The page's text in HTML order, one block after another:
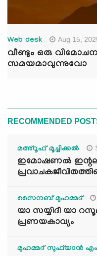
Web desk Aug 15,
വീണ്ടും ഒരു
സമയമാവുന്നുവോ
RECOMMENDED
മഅ്റൂഫ് മൂച്ചിക്കല്‍
ഇമോഷണൽ
സൈനബ് മുഹമ്മദ്
യാ സയ്യിദീ യാ
പ്രണയകാവ്യം
മുഹമ്മദ് സുഫ്‌യാൻ